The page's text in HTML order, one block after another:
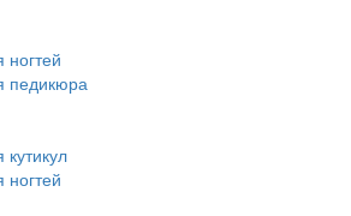
ногтей
педикюра
кутикул
ногтей